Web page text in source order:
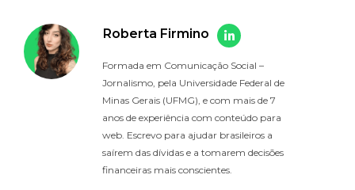
Roberta Firmino
Formada em Comunicação Social –
Jornalismo, pela Universidade Federal de
Minas Gerais (UFMG), e com mais de 7
anos de experiência com conteúdo para
web. Escrevo para ajudar brasileiros a
saírem das dívidas e a tomarem decisões
financeiras mais conscientes.